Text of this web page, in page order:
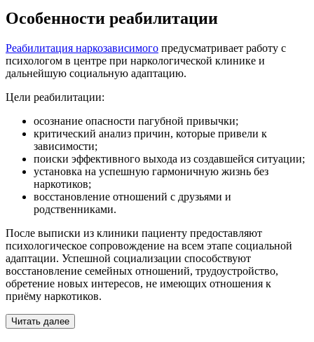
Особенности реабилитации
Реабилитация наркозависимого предусматривает работу с
психологом в центре при наркологической клинике и
дальнейшую социальную адаптацию.
Цели реабилитации:
осознание опасности пагубной привычки;
критический анализ причин, которые привели к
зависимости;
поиски эффективного выхода из создавшейся ситуации;
установка на успешную гармоничную жизнь без
наркотиков;
восстановление отношений с друзьями и
родственниками.
После выписки из клиники пациенту предоставляют
психологическое сопровождение на всем этапе социальной
адаптации. Успешной социализации способствуют
восстановление семейных отношений, трудоустройство,
обретение новых интересов, не имеющих отношения к
приёму наркотиков.
Читать далее